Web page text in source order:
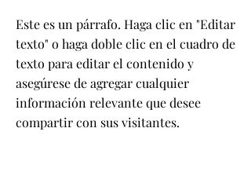
Este es un párrafo. Haga clic en "Editar
texto" o haga doble clic en el cuadro de
texto para editar el contenido y
asegúrese de agregar cualquier
información relevante que desee
compartir con sus visitantes.